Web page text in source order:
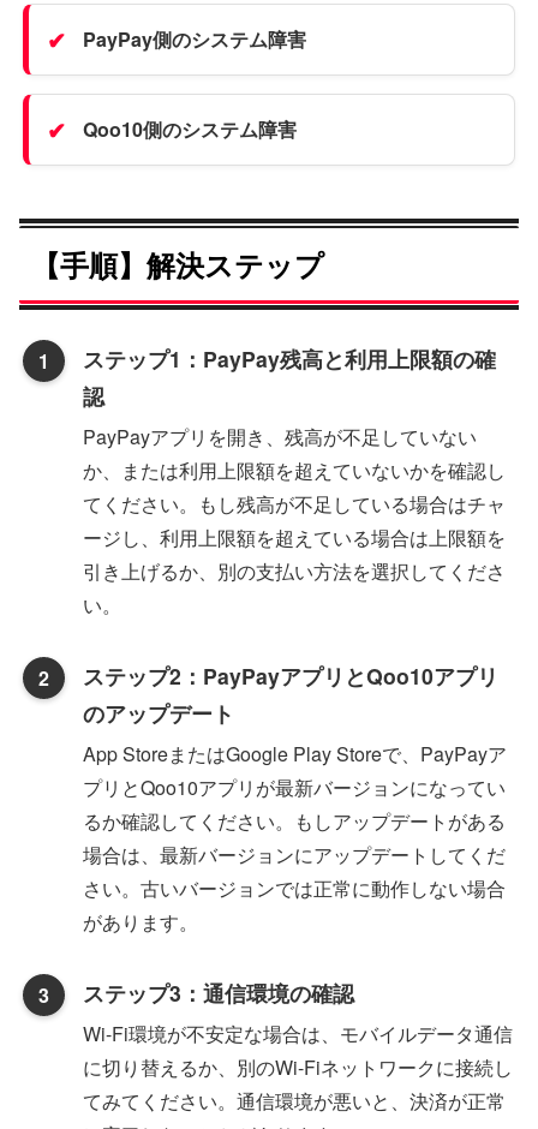
PayPay側のシステム障害
Qoo10側のシステム障害
【手順】解決ステップ
ステップ1：PayPay残高と利用上限額の確
認
PayPayアプリを開き、残高が不足していない
か、または利用上限額を超えていないかを確認し
てください。もし残高が不足している場合はチャ
ージし、利用上限額を超えている場合は上限額を
引き上げるか、別の支払い方法を選択してくださ
い。
ステップ2：PayPayアプリとQoo10アプリ
のアップデート
App StoreまたはGoogle Play Storeで、PayPayア
プリとQoo10アプリが最新バージョンになってい
るか確認してください。もしアップデートがある
場合は、最新バージョンにアップデートしてくだ
さい。古いバージョンでは正常に動作しない場合
があります。
ステップ3：通信環境の確認
Wi-Fi環境が不安定な場合は、モバイルデータ通信
に切り替えるか、別のWi-Fiネットワークに接続し
てみてください。通信環境が悪いと、決済が正常